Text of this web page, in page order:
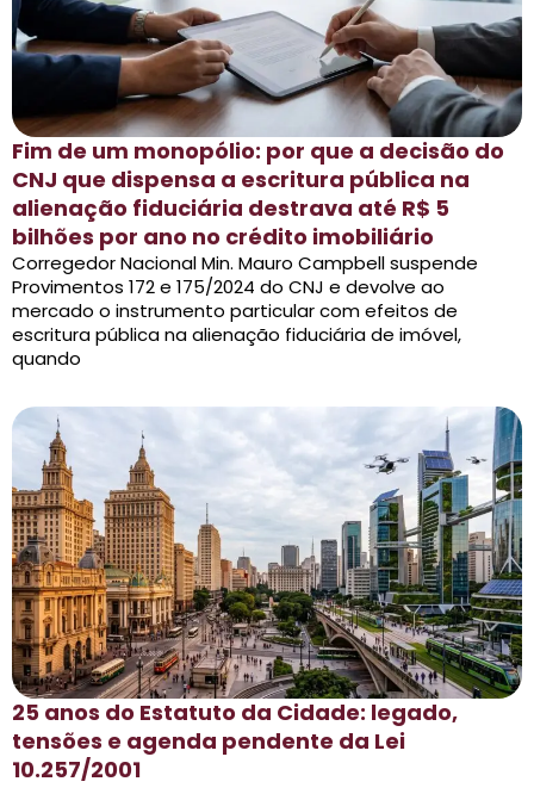
Fim de um monopólio: por que a decisão do
CNJ que dispensa a escritura pública na
alienação fiduciária destrava até R$ 5
bilhões por ano no crédito imobiliário
Corregedor Nacional Min. Mauro Campbell suspende
Provimentos 172 e 175/2024 do CNJ e devolve ao
mercado o instrumento particular com efeitos de
escritura pública na alienação fiduciária de imóvel,
quando
25 anos do Estatuto da Cidade: legado,
tensões e agenda pendente da Lei
10.257/2001